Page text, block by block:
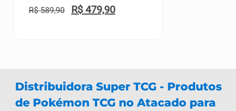
R$589,90 R$ 479,90
Distribuidora Super TCG - Produtos
de Pokémon TCG no Atacado para